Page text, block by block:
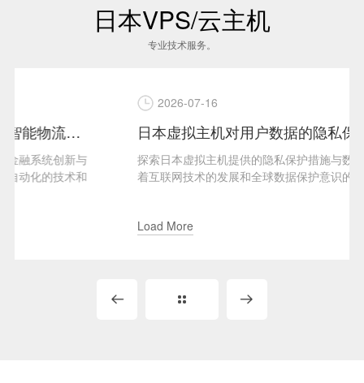
日本VPS/云主机
专业技术服务。
日本虚拟主机对用户数据的隐私保护
探索日本虚拟主机提供的隐私保护措施与数据安全保障随
着互联网技术的发展和全球数据保护意识的增强，越来越